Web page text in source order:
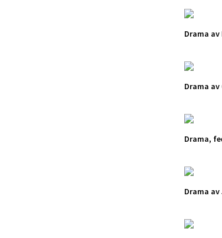
Drama av
Drama av
Drama,
Drama